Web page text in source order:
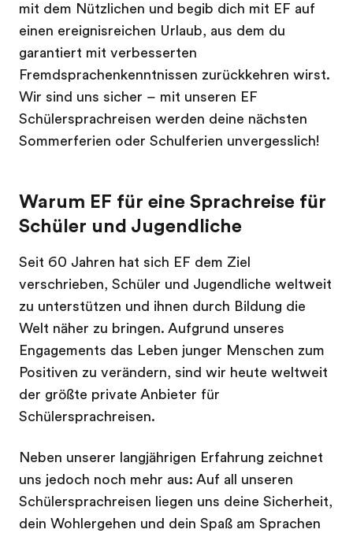
mit dem Nützlichen und begib dich mit EF auf
einen ereignisreichen Urlaub, aus dem du
garantiert mit verbesserten
Fremdsprachenkenntnissen zurückkehren wirst.
Wir sind uns sicher – mit unseren EF
Schülersprachreisen werden deine nächsten
Sommerferien oder Schulferien unvergesslich!
Warum EF für eine Sprachreise für
Schüler und Jugendliche
Seit 60 Jahren hat sich EF dem Ziel
verschrieben, Schüler und Jugendliche weltweit
zu unterstützen und ihnen durch Bildung die
Welt näher zu bringen. Aufgrund unseres
Engagements das Leben junger Menschen zum
Positiven zu verändern, sind wir heute weltweit
der größte private Anbieter für
Schülersprachreisen.
Neben unserer langjährigen Erfahrung zeichnet
uns jedoch noch mehr aus: Auf all unseren
Schülersprachreisen liegen uns deine Sicherheit,
dein Wohlergehen und dein Spaß am Sprachen